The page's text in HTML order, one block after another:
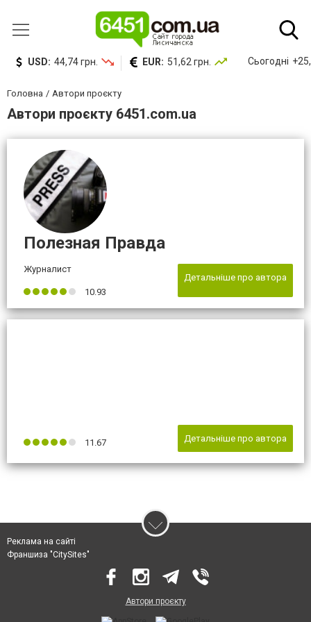
USD: 44,74 грн. EUR: 51,62 грн. Сьогодні
Головна Автори проєкту
Автори проєкту 6451.com.ua
Полезная Правда
Журналист
10.93
Детальніше про автора
11.67 Детальніше про автора
Реклама на сайті
Франшиза "CitySites"
Автори проєкту